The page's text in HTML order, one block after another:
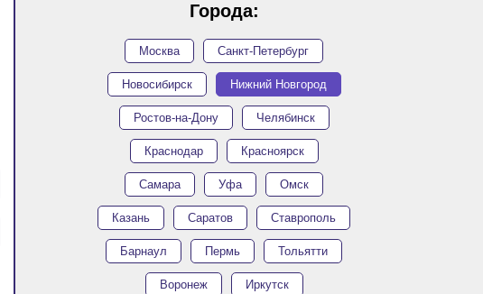
Города:
Москва Санкт-Петербург
Новосибирск Нижний Новгород
Ростов-на-Дону Челябинск
Краснодар Красноярск
Самара Уфа Омск
Казань Саратов Ставрополь
Барнаул Пермь Тольятти
Воронеж Иркутск